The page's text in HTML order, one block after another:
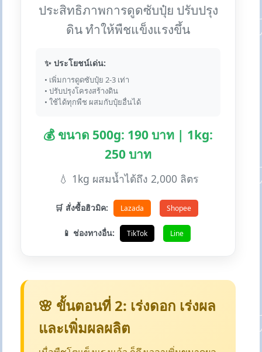
ประสิทธิภาพการดูดซับปุ๋ย ปรับปรุง
ดิน ทำให้พืชแข็งแรงขึ้น
✨ ประโยชน์เด่น:
• เพิ่มการดูดซับปุ๋ย 2-3 เท่า
• ปรับปรุงโครงสร้างดิน
• ใช้ได้ทุกพืช ผสมกับปุ๋ยอื่นได้
💰 ขนาด 500g: 190 บาท | 1kg:
250 บาท
💧 1kg ผสมน้ำได้ถึง 2,000 ลิตร
🛒 สั่งซื้อฮิวมิค: Lazada Shopee
📱 ช่องทางอื่น: TikTok Line
🌸 ขั้นตอนที่ 2: เร่งดอก เร่งผล
และเพิ่มผลผลิต